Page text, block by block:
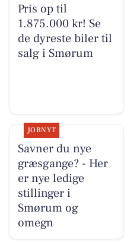
Pris op til
1.875.000 kr! Se
de dyreste biler til
salg i Smørum
JOBNYT
Savner du nye
græsgange? - Her
er nye ledige
stillinger i
Smørum og
omegn